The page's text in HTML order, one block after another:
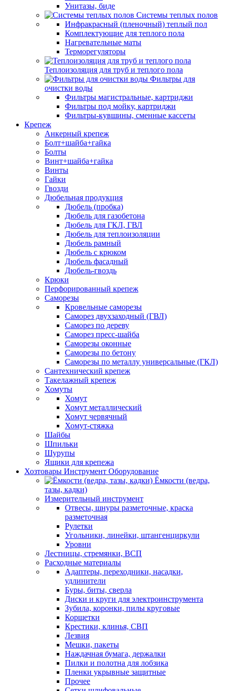
Унитазы, биде
Системы теплых полов
Инфракрасный (пленочный) теплый пол
Комплектующие для теплого пола
Нагревательные маты
Терморегуляторы
Теплоизоляция для труб и теплого пола
Фильтры для
очистки воды
Фильтры магистральные, картриджи
Фильтры под мойку, картриджи
Фильтры-кувшины, сменные кассеты
Крепеж
Анкерный крепеж
Болт+шайба+гайка
Болты
Винт+шайба+гайка
Винты
Гайки
Гвозди
Дюбельная продукция
Дюбель (пробка)
Дюбель для газобетона
Дюбель для ГКЛ, ГВЛ
Дюбель для теплоизоляции
Дюбель рамный
Дюбель с крюком
Дюбель фасадный
Дюбель-гвоздь
Крюки
Перфорированный крепеж
Саморезы
Кровельные саморезы
Саморез двухзаходный (ГВЛ)
Саморез по дереву
Саморез пресс-шайба
Саморезы оконные
Саморезы по бетону
Саморезы по металлу универсальные (ГКЛ)
Сантехнический крепеж
Такелажный крепеж
Хомуты
Хомут
Хомут металлический
Хомут червячный
Хомут-стяжка
Шайбы
Шпильки
Шурупы
Ящики для крепежа
Хозтовары Инструмент Оборудование
Ёмкости (ведра,
тазы, кадки)
Измерительный инструмент
Отвесы, шнуры разметочные, краска
разметочная
Рулетки
Угольники, линейки, штангенциркули
Уровни
Лестницы, стремянки, ВСП
Расходные материалы
Адаптеры, переходники, насадки,
удлинители
Буры, биты, сверла
Диски и круги для электроинструмента
Зубила, коронки, пилы круговые
Корщетки
Крестики, клинья, СВП
Лезвия
Мешки, пакеты
Наждачная бумага, держалки
Пилки и полотна для лобзика
Пленки укрывные защитные
Прочее